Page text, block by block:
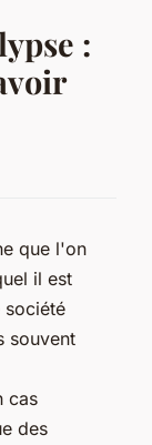
:
que l'on
il est
société
souvent
cas
des